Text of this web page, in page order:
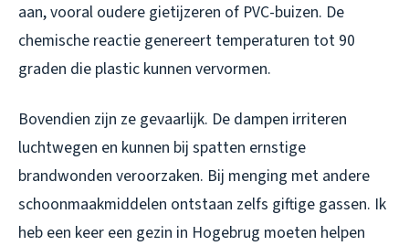
aan, vooral oudere gietijzeren of PVC-buizen. De
chemische reactie genereert temperaturen tot 90
graden die plastic kunnen vervormen.
Bovendien zijn ze gevaarlijk. De dampen irriteren
luchtwegen en kunnen bij spatten ernstige
brandwonden veroorzaken. Bij menging met andere
schoonmaakmiddelen ontstaan zelfs giftige gassen. Ik
heb een keer een gezin in Hogebrug moeten helpen